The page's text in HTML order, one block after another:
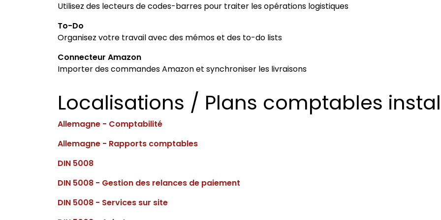
Utilisez des lecteurs de codes-barres pour traiter les opérations logistiques
To-Do
Organisez votre travail avec des mémos et des to-do lists
Connecteur Amazon
Importer des commandes Amazon et synchroniser les livraisons
Localisations / Plans comptables
Allemagne - Comptabilité
Allemagne - Rapports comptables
DIN 5008
DIN 5008 - Gestion des relances de paiement
DIN 5008 - Services sur site